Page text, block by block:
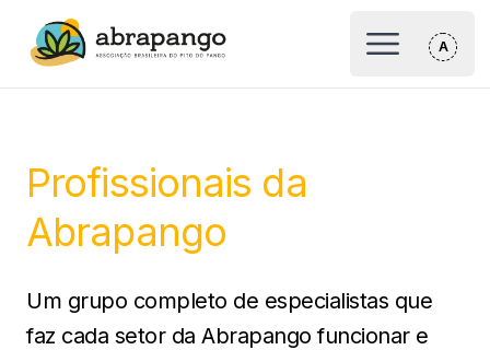
Logo Abrapango
Abrir Menu
Profissionais da
Abrapango
Um grupo completo de especialistas que
faz cada setor da Abrapango funcionar e